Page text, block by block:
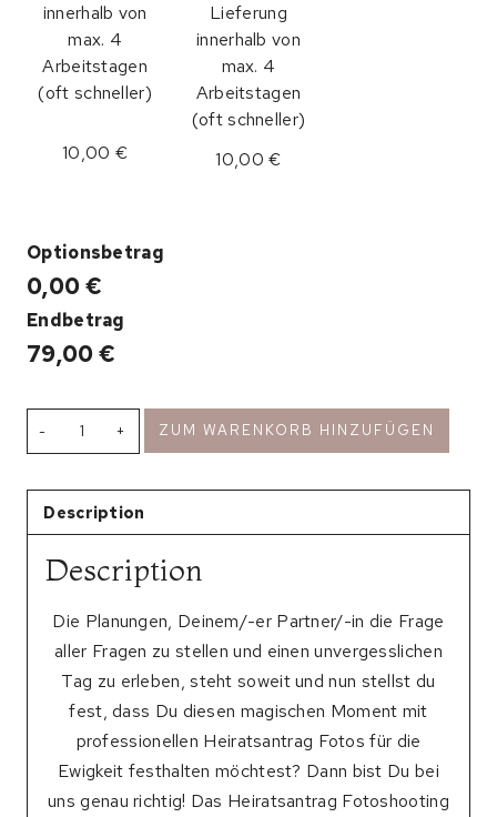
innerhalb von
max. 4
Arbeitstagen
(oft schneller)
10,00 €
Lieferung
innerhalb von
max. 4
Arbeitstagen
(oft schneller)
10,00 €
Optionsbetrag
0,00 €
Endbetrag
79,00€
Heiratsantrag
Fotoshooting
quantity
ZUM WARENKORB HINZUFÜGEN
Description
Description
Die Planungen, Deinem/-er Partner/-in die Frage
aller Fragen zu stellen und einen unvergesslichen
Tag zu erleben, steht soweit und nun stellst du
fest, dass Du diesen magischen Moment mit
professionellen Heiratsantrag Fotos für die
Ewigkeit festhalten möchtest? Dann bist Du bei
uns genau richtig! Das Heiratsantrag Fotoshooting